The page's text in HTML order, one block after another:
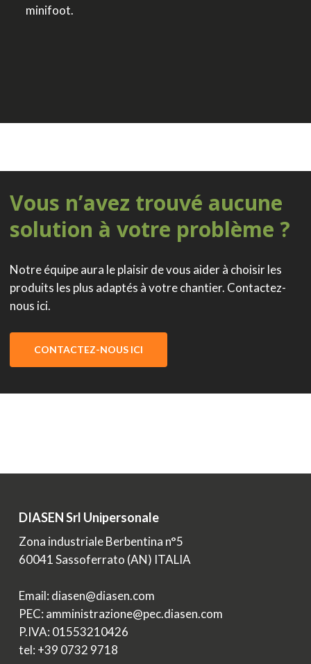
minifoot.
Vous n’avez trouvé aucune
solution à votre problème ?
Notre équipe aura le plaisir de vous aider à choisir les
produits les plus adaptés à votre chantier. Contactez-
nous ici.
CONTACTEZ-NOUS ICI
DIASEN Srl Unipersonale
Zona industriale Berbentina n°5
60041 Sassoferrato (AN) ITALIA
Email: diasen@diasen.com
PEC: amministrazione@pec.diasen.com
P.IVA: 01553210426
tel: +39 0732 9718